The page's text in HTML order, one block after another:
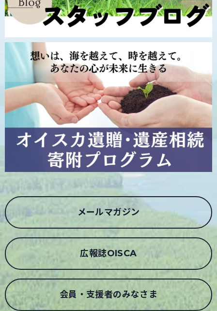
メールマガジン
広報誌OISCA
会員・支援者のみなさま